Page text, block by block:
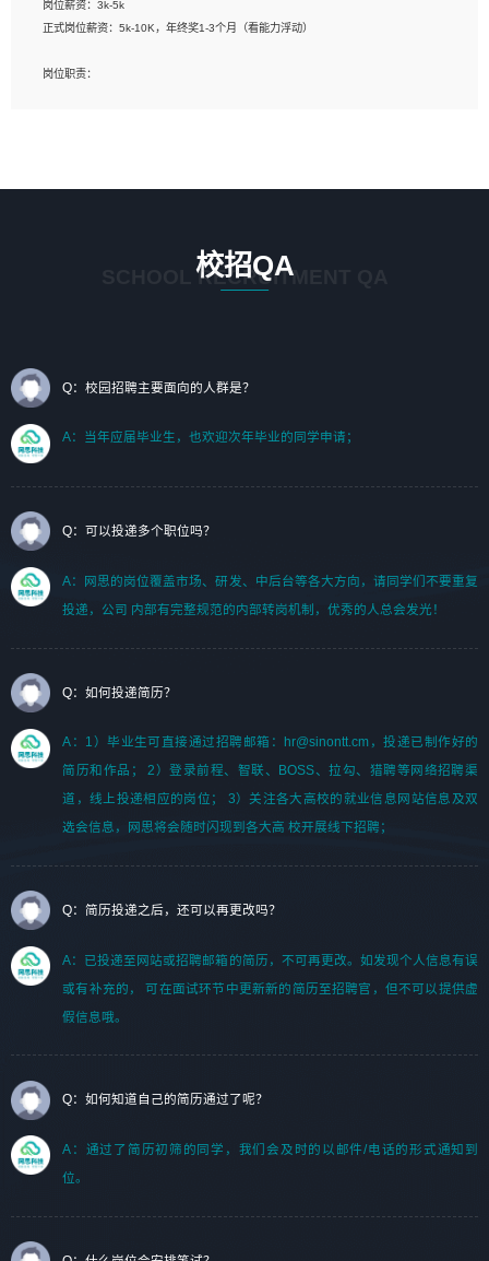
标志及吉祥物设计，效果图后期处理等。
1、艺术设计类相关专业；（其中需求分析顾问不限专业）
岗位薪资：3k-5k
正式岗位薪资：5k-10K，年终奖1-3个月（看能力浮动）
岗位职责：
2. 熟悉 前端常用框架, 能独立完成设计给予的 UI 效果;
3. 有良好的代码习惯, 低级错误出现频率低;
7. 了解或熟悉 WebGL 及相关框架优先。
（岗位人员专职于行业应用解决方案、项目申报方案、投标方案的策划编写）
校招QA
SCHOOL RECRUITMENT QA
Q：校园招聘主要面向的人群是？
A：当年应届毕业生，也欢迎次年毕业的同学申请；
Q：可以投递多个职位吗？
A：网思的岗位覆盖市场、研发、中后台等各大方向，请同学们不要重复
投递，公司 内部有完整规范的内部转岗机制，优秀的人总会发光！
Q：如何投递简历？
A：1）毕业生可直接通过招聘邮箱：hr@sinontt.cm，投递已制作好的
简历和作品； 2）登录前程、智联、BOSS、拉勾、猎聘等网络招聘渠
道，线上投递相应的岗位； 3）关注各大高校的就业信息网站信息及双
选会信息，网思将会随时闪现到各大高 校开展线下招聘；
Q：简历投递之后，还可以再更改吗？
A：已投递至网站或招聘邮箱的简历，不可再更改。如发现个人信息有误
或有补充的， 可在面试环节中更新新的简历至招聘官，但不可以提供虚
假信息哦。
Q：如何知道自己的简历通过了呢？
A：通过了简历初筛的同学，我们会及时的以邮件/电话的形式通知到
位。